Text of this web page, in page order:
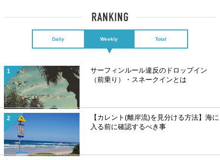
Daily Weekly Total
サーフィンルール違反のドロップイン
（前乗り）・スネークインとは
【カレント(離岸流)を見分ける方法】海に
入る前に確認するべき事